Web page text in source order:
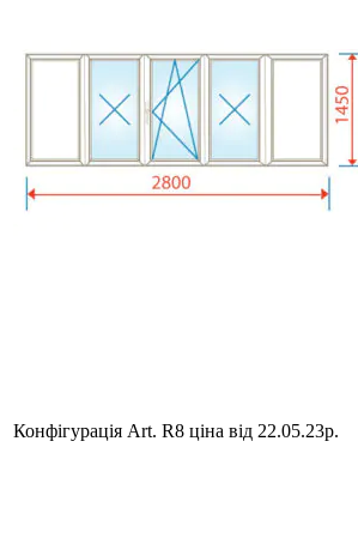
Конфігурація Art. R8 ціна від 22.05.23р.